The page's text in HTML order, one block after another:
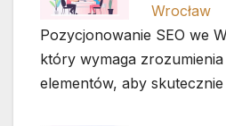
Wrocław
Pozycjonowanie SEO we
który wymaga
elementów, aby